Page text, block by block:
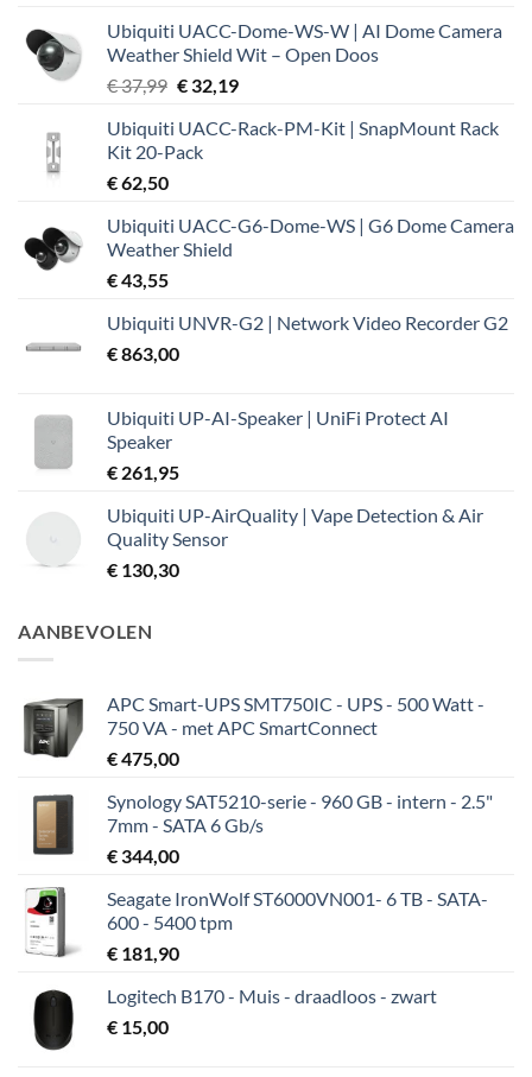
Ubiquiti UACC-Dome-WS-W | AI Dome Camera
Weather Shield Wit – Open Doos
€37,99 Oorspronkelijke
was:
€ 37,99.
€32,19Huidige
is:
Ubiquiti UACC-Rack-PM-Kit | SnapMount Rack
Kit 20-Pack
€62,50
Ubiquiti UACC-G6-Dome-WS | G6 Dome Camera
Weather Shield
€43,55
Ubiquiti UNVR-G2 | Network Video Recorder G2
€863,00
Ubiquiti UP-AI-Speaker | UniFi Protect AI
Speaker
€ 261,95
Ubiquiti UP-AirQuality | Vape Detection & Air
Quality Sensor
€ 130,30
AANBEVOLEN
APC Smart-UPS SMT750IC - UPS - 500 Watt -
750 VA - met APC SmartConnect
€475,00
Synology SAT5210-serie - 960 GB - intern - 2.5"
7mm - SATA 6 Gb/s
€ 344,00
Seagate IronWolf ST6000VN001- 6 TB - SATA-
600 - 5400 tpm
€ 181,90
Logitech B170 - Muis - draadloos - zwart
€ 15,00